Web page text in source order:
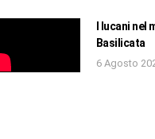
I lucani nel
Basilicata
6 Agosto